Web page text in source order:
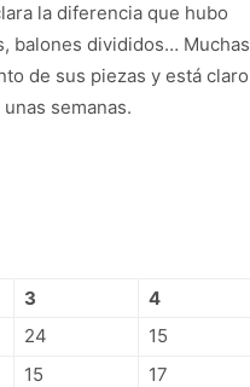
la diferencia que hubo
balones divididos… Muchas
de sus piezas y está claro
semanas.
3
4
24
15
15 17